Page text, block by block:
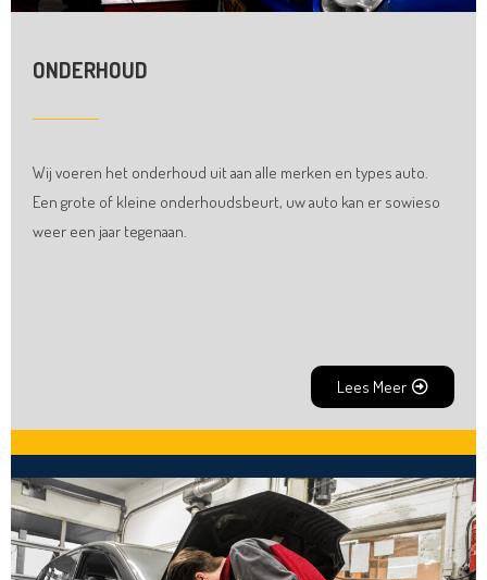
ONDERHOUD
Wij voeren het onderhoud uit aan alle merken en types auto.
Een grote of kleine onderhoudsbeurt, uw auto kan er sowieso
weer een jaar tegenaan.
Lees Meer